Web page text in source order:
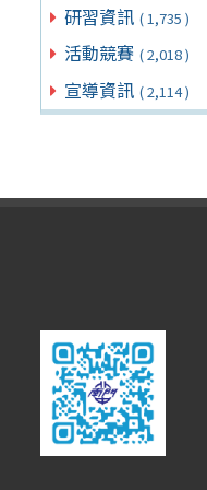
研習資訊 ( 1,735 )
活動競賽 ( 2,018 )
宣導資訊 ( 2,114 )